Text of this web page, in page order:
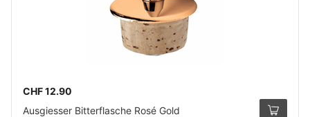
CHF 12.90
Ausgiesser Bitterflasche Rosé Gold